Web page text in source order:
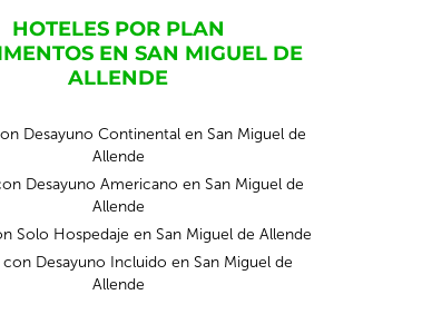
HOTELES POR PLAN
EN SAN MIGUEL DE
ALLENDE
Desayuno Continental en San Miguel de
Allende
Desayuno Americano en San Miguel de
Allende
Solo Hospedaje en San Miguel de Allende
Desayuno Incluido en San Miguel de
Allende